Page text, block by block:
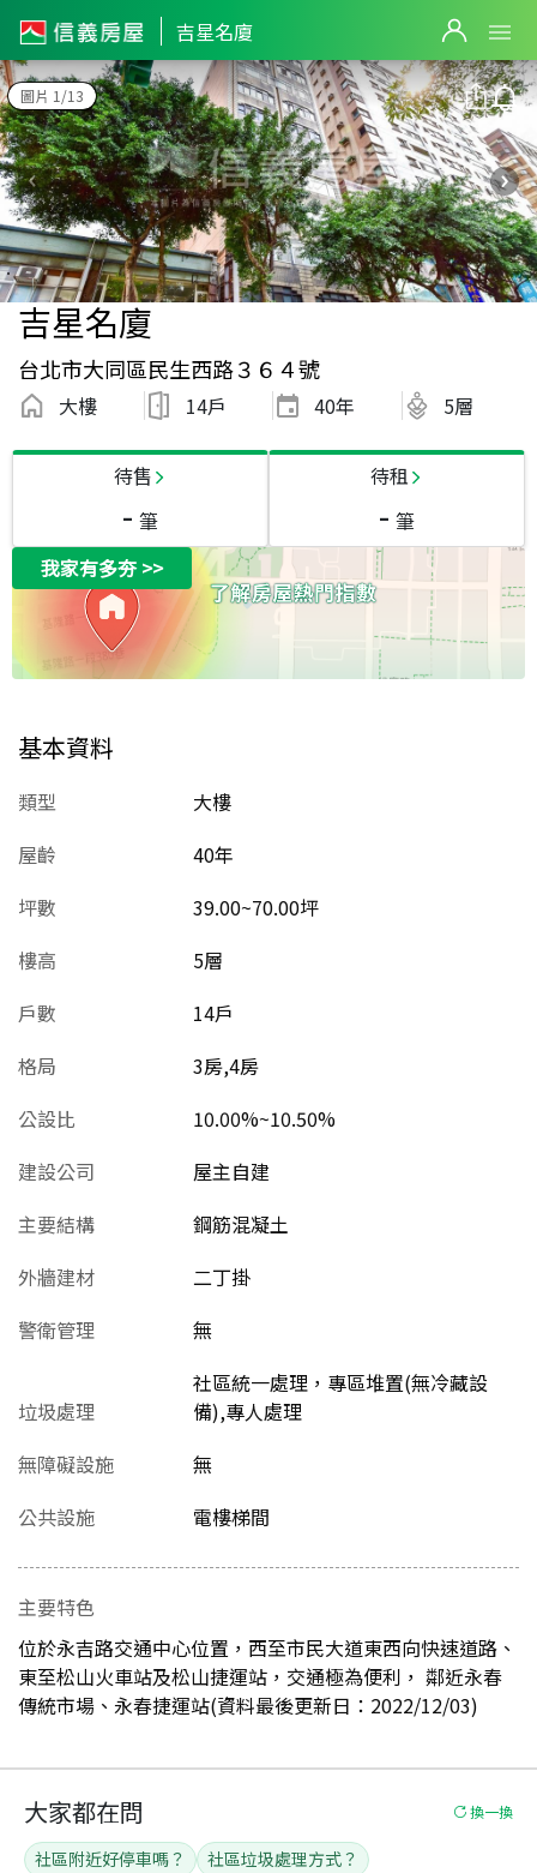
吉星名廈
圖片 1/13
吉星名廈
台北市大同區民生西路３６４號
大樓 14戶 40年 5層
待售
- 筆
待租
- 筆
我家有多夯>>
基本資料
類型
大樓
屋齡
40年
坪數
39.00~70.00坪
樓高
5層
戶數
14戶
格局
3房,4房
公設比
10.00%~10.50%
建設公司
屋主自建
主要結構
鋼筋混凝土
外牆建材
二丁掛
警衛管理
無
垃圾處理
社區統一處理，專區堆置(無冷藏設
備),專人處理
無障礙設施
無
公共設施
電樓梯間
主要特色
位於永吉路交通中心位置，西至市民大道東西向快速道路、
東至松山火車站及松山捷運站，交通極為便利， 鄰近永春
傳統市場、永春捷運站(資料最後更新日：2022/12/03)
大家都在問 換一換
社區附近好停車嗎？
社區垃圾處理方式？